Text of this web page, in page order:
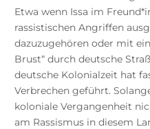
Etwa wenn Issa im
rassistischen Angriffen
dazuzugehören oder mit
Brust“ durch deutsche
deutsche Kolonialzeit hat
Verbrechen geführt.
koloniale Vergangenheit
am Rassismus in diesem